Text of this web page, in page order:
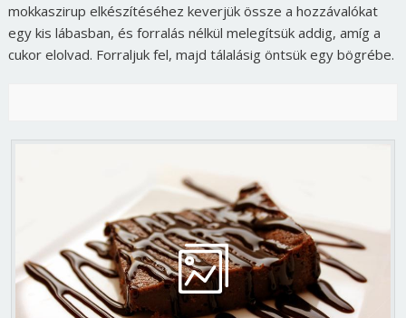
mokkaszirup elkészítéséhez keverjük össze a hozzávalókat
egy kis lábasban, és forralás nélkül melegítsük addig, amíg a
cukor elolvad. Forraljuk fel, majd tálalásig öntsük egy bögrébe.